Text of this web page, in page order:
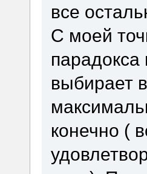
все
С моей
выбирает
конечно (